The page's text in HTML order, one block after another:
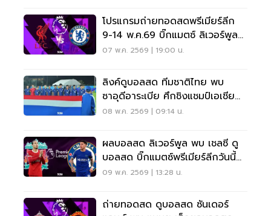
โปรแกรมถ่ายทอดสดพรีเมียร์ลีก
9-14 พ.ค.69 บิ๊กแมตซ์ ลิเวอร์พูล
VS เชลซี
07 พ.ค. 2569 | 19:00 น.
ลิงค์ดูบอลสด ทีมชาติไทย พบ
ซาอุดีอาระเบีย ศึกชิงแชมป์เอเชีย
U17
08 พ.ค. 2569 | 09:14 น.
ผลบอลสด ลิเวอร์พูล พบ เชลซี ดู
บอลสด บิ๊กแมตซ์พรีเมียร์ลีกวันนี้
18.30 น.
09 พ.ค. 2569 | 13:28 น.
ถ่ายทอดสด ดูบอลสด ซันเดอร์